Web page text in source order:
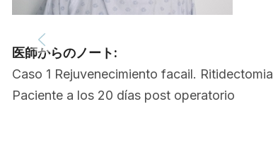
医師からのノート:
Caso 1 Rejuvenecimiento facail. Ritidectomia
Paciente a los 20 días post operatorio